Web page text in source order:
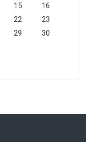
15
16
22
23
29
30